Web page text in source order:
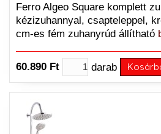
Ferro Algeo Square komplett
kézizuhannyal, csapteleppel,
cm-es fém zuhanyrúd állítható
60.890 Ft darab